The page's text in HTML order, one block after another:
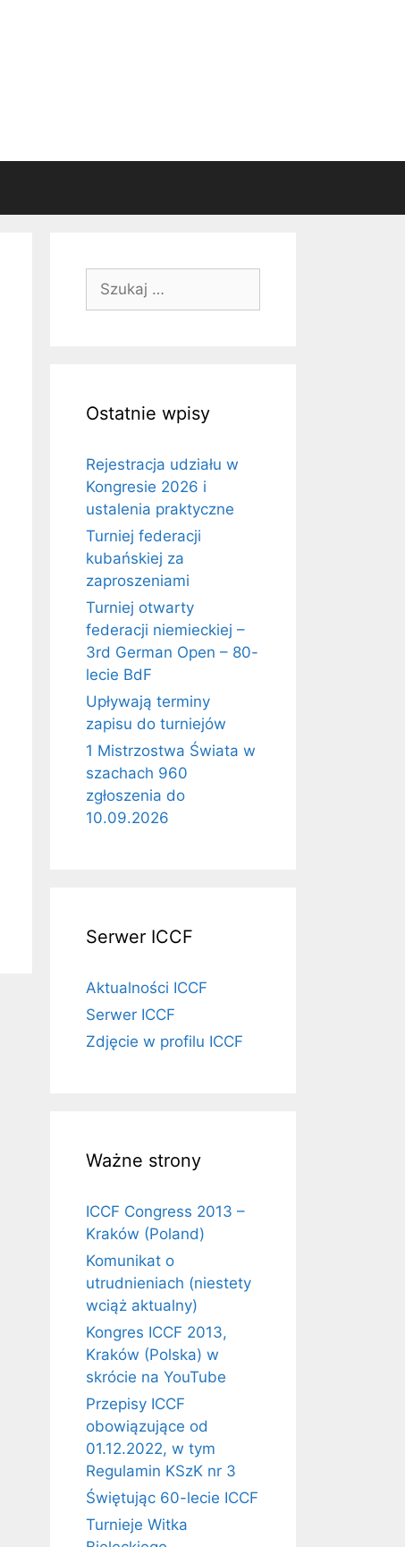
Ostatnie wpisy
Rejestracja udziału w
Kongresie 2026 i
ustalenia praktyczne
Turniej federacji
kubańskiej za
zaproszeniami
Turniej otwarty
federacji niemieckiej –
3rd German Open – 80-
lecie BdF
Upływają terminy
zapisu do turniejów
1 Mistrzostwa Świata w
szachach 960
zgłoszenia do
10.09.2026
Serwer ICCF
Aktualności ICCF
Serwer ICCF
Zdjęcie w profilu ICCF
Ważne strony
ICCF Congress 2013 –
Kraków (Poland)
Komunikat o
utrudnieniach (niestety
wciąż aktualny)
Kongres ICCF 2013,
Kraków (Polska) w
skrócie na YouTube
Przepisy ICCF
obowiązujące od
01.12.2022, w tym
Regulamin KSzK nr 3
Świętując 60-lecie ICCF
Turnieje Witka